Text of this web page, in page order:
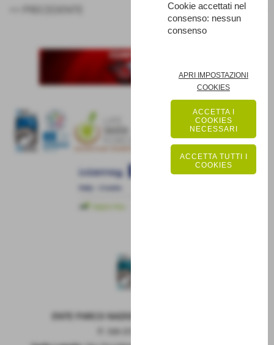
SUCCESSIVO >>
ENTE PARCO NAZIONALE DELLA MAIELLA
P. IVA 01815660699
Cookie accettati nel
consenso: nessun
consenso
APRI IMPOSTAZIONI
COOKIES
ACCETTA I
COOKIES
NECESSARI
ACCETTA TUTTI I
COOKIES